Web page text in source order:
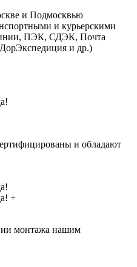
и Подмосквью
и курьерскими
ПЭК, СДЭК, Почта
и др.)
и обладают
! +
монтажа нашим